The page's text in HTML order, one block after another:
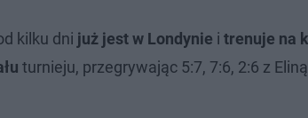
kilku dni już jest w Londynie i trenuje na
turnieju, przegrywając 5:7, 7:6, 2:6 z